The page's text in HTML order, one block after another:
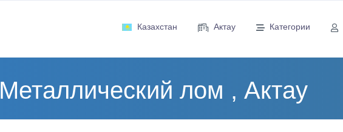
Казахстан Актау Категории
Металлический лом , Актау